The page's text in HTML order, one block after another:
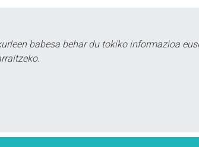
babesa behar du tokiko informazioa